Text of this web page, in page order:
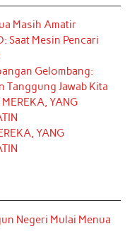
t
t
r
T
u
e
Masih Amatir
Saat Mesin Pencari
Gelombang:
Tanggung Jawab Kita
YANG
YANG
Negeri Mulai Menua